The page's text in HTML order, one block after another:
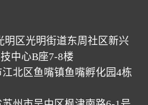
明区光明街道东周社区新兴
中心B座7-8楼
北区鱼嘴镇鱼嘴孵化园4栋